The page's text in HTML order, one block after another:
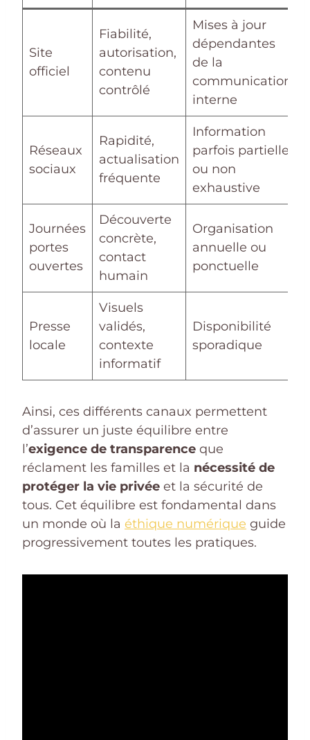
Site
officiel
Fiabilité,
autorisation,
contenu
contrôlé
Mises à jour
dépendantes
de la
communication
interne
Réseaux
sociaux
Rapidité,
actualisation
fréquente
Information
parfois partielle
ou non
exhaustive
Journées
portes
ouvertes
Découverte
concrète,
contact
humain
Organisation
annuelle ou
ponctuelle
Presse
locale
Visuels
validés,
contexte
informatif
Disponibilité
sporadique
Ainsi, ces différents canaux permettent
d’assurer un juste équilibre entre
l’exigence de transparence que
réclament les familles et la nécessité de
protéger la vie privée et la sécurité de
tous. Cet équilibre est fondamental dans
un monde où la éthique numérique guide
progressivement toutes les pratiques.